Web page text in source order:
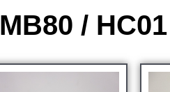
MB80 /